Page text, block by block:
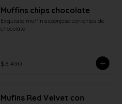
Muffins chips chocolate
Exquisito muffin esponjoso con chips de
chocolate
$3.490
Mufins Red Velvet con